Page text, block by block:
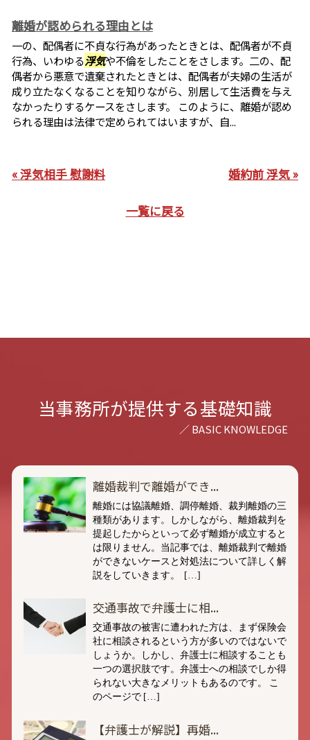
離婚が認められる理由とは
一の、配偶者に不貞な行為があったときとは、配偶者が不貞
行為、いわゆる浮気や不倫をしたことをさします。二の、配
偶者から悪意で遺棄されたときとは、配偶者が夫婦の生活が
成り立たなくなることを知りながら、別居して生活費を与え
なかったりするケースをさします。 このように、離婚が認め
られる理由は法律で定められてはいますが、自...
« 浮気相手 慰謝料 婚約前 浮気 »
一覧に戻る
当事務所が提供する基礎知識
離婚裁判で離婚ができ...
離婚には協議離婚、調停離婚、裁判離婚の三
種類があります。しかしながら、離婚裁判を
提起したからといって必ず離婚が成立すると
は限りません。当記事では、離婚裁判で離婚
ができないケースと対処法について詳しく解
説をしていきます。 […]
交通事故で弁護士に相...
交通事故の被害に遭われた方は、まず保険会
社に相談されるという方が多いのではないで
しょうか。しかし、弁護士に相談することも
一つの選択肢です。弁護士への相談でしか得
られない大きなメリットもあるのです。 こ
のページで […]
【弁護士が解説】再婚...